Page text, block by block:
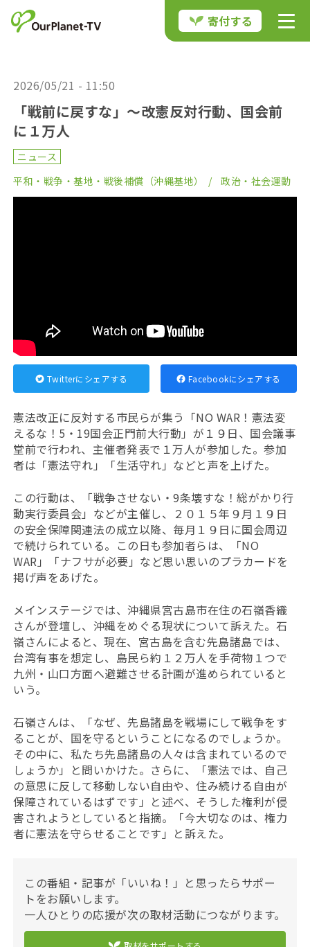
寄付する
2026/05/21 - 11:50
「戦前に戻すな」〜改憲反対行動、国会前
に１万人
ニュース
平和・戦争・基地・戦後補償（沖縄基地）
政治・社会運動
Twitterにシェアする Facebookにシェアする
憲法改正に反対する市民らが集う「NO WAR！憲法変
えるな！5・19国会正門前大行動」が１９日、国会議事
堂前で行われ、主催者発表で１万人が参加した。参加
者は「憲法守れ」「生活守れ」などと声を上げた。
この行動は、「戦争させない・9条壊すな！総がかり行
動実行委員会」などが主催し、２０１５年９月１９日
の安全保障関連法の成立以降、毎月１９日に国会周辺
で続けられている。この日も参加者らは、「NO
WAR」「ナフサが必要」など思い思いのプラカードを
掲げ声をあげた。
メインステージでは、沖縄県宮古島市在住の石嶺香織
さんが登壇し、沖縄をめぐる現状について訴えた。石
嶺さんによると、現在、宮古島を含む先島諸島では、
台湾有事を想定し、島民ら約１２万人を手荷物１つで
九州・山口方面へ避難させる計画が進められていると
いう。
石嶺さんは、「なぜ、先島諸島を戦場にして戦争をす
ることが、国を守るということになるのでしょうか。
その中に、私たち先島諸島の人々は含まれているので
しょうか」と問いかけた。さらに、「憲法では、自己
の意思に反して移動しない自由や、住み続ける自由が
保障されているはずです」と述べ、そうした権利が侵
害されようとしていると指摘。「今大切なのは、権力
者に憲法を守らせることです」と訴えた。
この番組・記事が「いいね！」と思ったらサポー
トをお願いします。
一人ひとりの応援が次の取材活動につながります。